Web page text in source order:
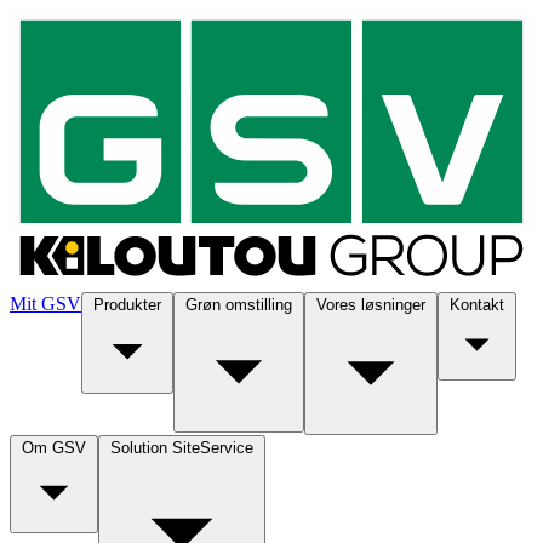
Mit GSV Produkter Grøn omstilling Vores løsninger Kontakt
Om GSV Solution SiteService